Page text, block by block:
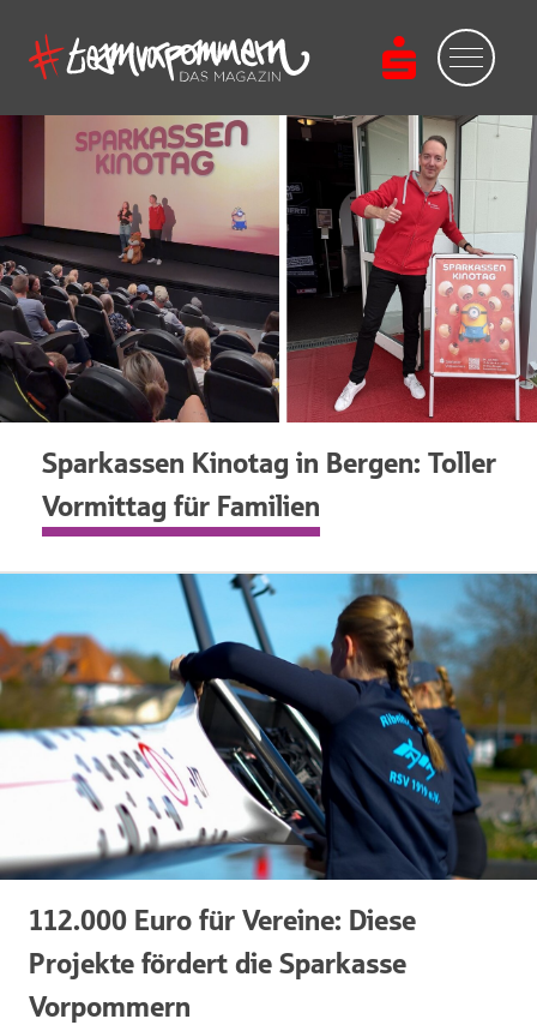
Sparkassen Kinotag in Bergen: Toller
Vormittag für Familien
112.000 Euro für Vereine: Diese
Projekte fördert die Sparkasse
Vorpommern